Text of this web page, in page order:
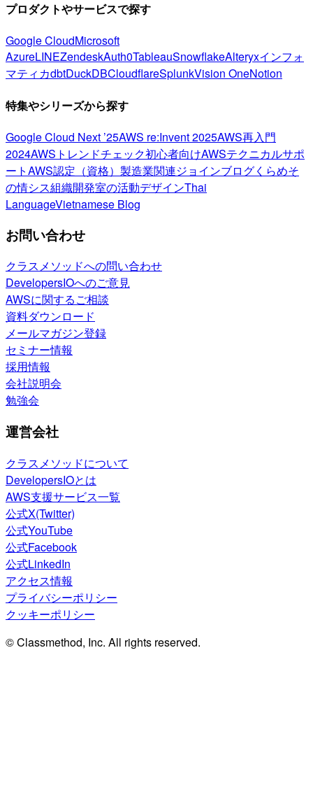
プロダクトやサービスで探す
Google CloudMicrosoft
AzureLINEZendeskAuth0TableauSnowflakeAlteryxインフォ
マティカdbtDuckDBCloudflareSplunkVision OneNotion
特集やシリーズから探す
Google Cloud Next ’25AWS re:Invent 2025AWS再入門
2024AWSトレンドチェック初心者向けAWSテクニカルサポ
ートAWS認定（資格） 製造業関連ジョインブログくらめそ
の情シス組織開発室の活動デザインThai
LanguageVietnamese Blog
お問い合わせ
クラスメソッドへの問い合わせ
DevelopersIOへのご意見
AWSに関するご相談
資料ダウンロード
メールマガジン登録
セミナー情報
採用情報
会社説明会
勉強会
運営会社
クラスメソッドについて
DevelopersIOとは
AWS支援サービス一覧
公式X(Twitter)
公式YouTube
公式Facebook
公式LinkedIn
アクセス情報
プライバシーポリシー
クッキーポリシー
© Classmethod, Inc. All rights reserved.